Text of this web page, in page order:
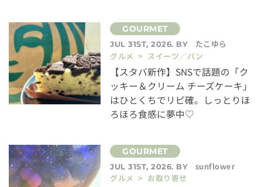
JUL 31ST, 2026. BY
たこゆら
グルメ > スイーツ／パン
【スタバ新作】SNSで話題の「ク
ッキー＆クリーム チーズケーキ」
はひとくちでリピ確。しっとりほ
ろほろ食感に夢中♡
JUL 31ST, 2026. BY
sunflower
グルメ > お取り寄せ